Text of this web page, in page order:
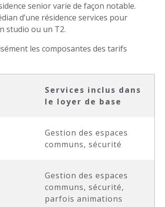
senior varie de façon notable.
d’une résidence services pour
studio ou un T2.
les composantes des tarifs
Services inclus dans
le loyer de base
Gestion des espaces
communs, sécurité
Gestion des espaces
communs, sécurité,
parfois animations